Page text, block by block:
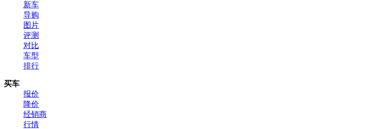
新车
导购
图片
评测
对比
车型
排行
买车
报价
降价
经销商
行情